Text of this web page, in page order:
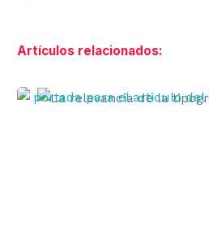
Artículos relacionados:
La